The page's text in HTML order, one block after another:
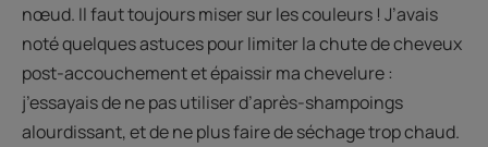
nœud. Il faut toujours miser sur les couleurs ! J’avais
noté quelques astuces pour limiter la chute de cheveux
post-accouchement et épaissir ma chevelure :
j’essayais de ne pas utiliser d’après-shampoings
alourdissant, et de ne plus faire de séchage trop chaud.